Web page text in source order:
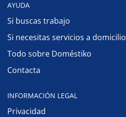
AYUDA
Si buscas trabajo
Si necesitas servicios a domicilio
Todo sobre Doméstiko
Contacta
INFORMACIÓN LEGAL
Privacidad